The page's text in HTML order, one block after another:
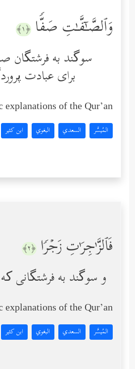
وَٱلصَّـٰۤفَّـٰتِ صَفࣰّا ﴿١﴾
سوگند به
برای عبادت
of the Qur’an:
المُيسَّر السعدي البغوي ابن كثير
فَٱلزَّ ٰ⁠جِرَ ٰ⁠تِ زَجۡرࣰا ﴿٢﴾
و سوگند به فرشتگانی که
of the Qur’an:
المُيسَّر السعدي البغوي ابن كثير